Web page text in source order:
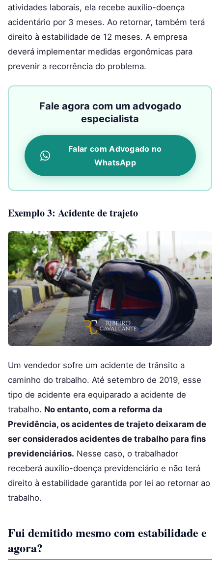
atividades laborais, ela recebe auxílio-doença
acidentário por 3 meses. Ao retornar, também terá
direito à estabilidade de 12 meses. A empresa
deverá implementar medidas ergonômicas para
prevenir a recorrência do problema.
Fale agora com um advogado
especialista
Falar com Advogado no
WhatsApp
Exemplo 3: Acidente de trajeto
Um vendedor sofre um acidente de trânsito a
caminho do trabalho. Até setembro de 2019, esse
tipo de acidente era equiparado a acidente de
trabalho. No entanto, com a reforma da
Previdência, os acidentes de trajeto deixaram de
ser considerados acidentes de trabalho para fins
previdenciários. Nesse caso, o trabalhador
receberá auxílio-doença previdenciário e não terá
direito à estabilidade garantida por lei ao retornar ao
trabalho.
Fui demitido mesmo com estabilidade e
agora?